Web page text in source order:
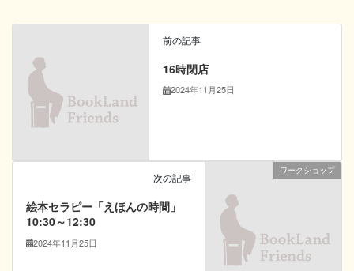
前の記事
16時閉店
2024年11月25日
ワークショップ
次の記事
絵本セラピー「えほんの時間」
10:30～12:30
2024年11月25日